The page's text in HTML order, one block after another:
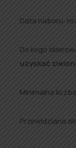
Data naboru:
Do kogo
uzyskać
Minimalna
Przewidziana